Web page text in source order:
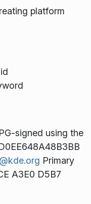
platform
signed using the
Primary
A3E0 D5B7